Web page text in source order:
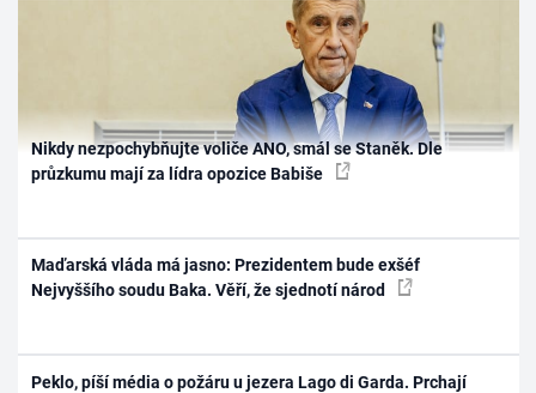
Nikdy nezpochybňujte voliče ANO, smál se Staněk. Dle
průzkumu mají za lídra opozice Babiše
Maďarská vláda má jasno: Prezidentem bude exšéf
Nejvyššího soudu Baka. Věří, že sjednotí národ
Peklo, píší média o požáru u jezera Lago di Garda. Prchají